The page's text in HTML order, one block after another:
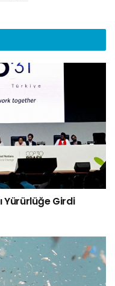
Yürürlüğe Girdi